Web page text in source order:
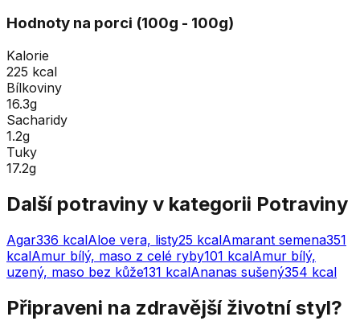
Hodnoty na porci (100g - 100g)
Kalorie
225 kcal
Bílkoviny
16.3g
Sacharidy
1.2g
Tuky
17.2g
Další potraviny v kategorii Potraviny
Agar336 kcalAloe vera, listy25 kcalAmarant semena351
kcalAmur bílý, maso z celé ryby101 kcalAmur bílý,
uzený, maso bez kůže131 kcalAnanas sušený354 kcal
Připraveni na zdravější životní styl?